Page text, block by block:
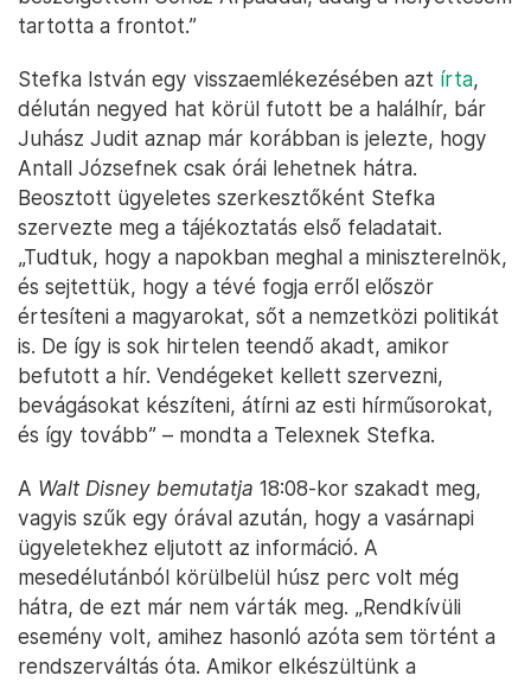
tartotta a frontot.”
Stefka István egy visszaemlékezésében azt írta,
délután negyed hat körül futott be a halálhír, bár
Juhász Judit aznap már korábban is jelezte, hogy
Antall Józsefnek csak órái lehetnek hátra.
Beosztott ügyeletes szerkesztőként Stefka
szervezte meg a tájékoztatás első feladatait.
„Tudtuk, hogy a napokban meghal a miniszterelnök,
és sejtettük, hogy a tévé fogja erről először
értesíteni a magyarokat, sőt a nemzetközi politikát
is. De így is sok hirtelen teendő akadt, amikor
befutott a hír. Vendégeket kellett szervezni,
bevágásokat készíteni, átírni az esti hírműsorokat,
és így tovább” – mondta a Telexnek Stefka.
A Walt Disney bemutatja 18:08-kor szakadt meg,
vagyis szűk egy órával azután, hogy a vasárnapi
ügyeletekhez eljutott az információ. A
mesedélutánból körülbelül húsz perc volt még
hátra, de ezt már nem várták meg. „Rendkívüli
esemény volt, amihez hasonló azóta sem történt a
rendszerváltás óta. Amikor elkészültünk a